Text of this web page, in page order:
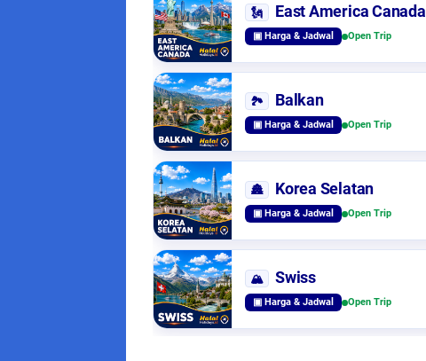
🗽 East America Canada
▣ Harga & Jadwal Open Trip
🏞️ Balkan
▣ Harga & Jadwal Open Trip
🏯 Korea Selatan
▣ Harga & Jadwal Open Trip
🏔️ Swiss
▣ Harga & Jadwal Open Trip